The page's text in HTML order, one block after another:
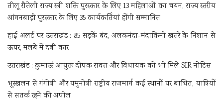
तीलू रौतेली राज्य स्त्री शक्ति पुरस्कार के लिए 13 महिलाओं का चयन, राज्य स्तरीय
आंगनबाड़ी पुरस्कार के लिए 35 कार्यकर्तियां होंगी सम्मानित
हाई अलर्ट पर उत्तराखंड : 85 सड़कें बंद, अलकनंदा-मंदाकिनी खतरे के निशान से
ऊपर, मलबे में दबी कार
उत्तराखंड : कुमाऊं आयुक्त दीपक रावत और विधायक को भी मिले SIR नोटिस
भूस्खलन से गंगोत्री और यमुनोत्री राष्ट्रीय राजमार्ग कई स्थानों पर बाधित, यात्रियों
से सतर्क रहने की अपील